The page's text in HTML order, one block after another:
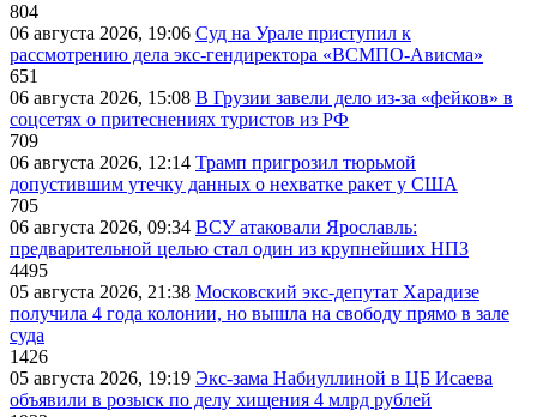
804
06 августа 2026, 19:06 Суд на Урале приступил к
рассмотрению дела экс-гендиректора «ВСМПО-Ависма»
651
06 августа 2026, 15:08 В Грузии завели дело из-за «фейков» в
соцсетях о притеснениях туристов из РФ
709
06 августа 2026, 12:14 Трамп пригрозил тюрьмой
допустившим утечку данных о нехватке ракет у США
705
06 августа 2026, 09:34 ВСУ атаковали Ярославль:
предварительной целью стал один из крупнейших НПЗ
4495
05 августа 2026, 21:38 Московский экс-депутат Харадизе
получила 4 года колонии, но вышла на свободу прямо в зале
суда
1426
05 августа 2026, 19:19 Экс-зама Набиуллиной в ЦБ Исаева
объявили в розыск по делу хищения 4 млрд рублей